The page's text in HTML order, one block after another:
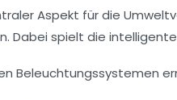
Aspekt für die
Dabei spielt die
Beleuchtungssystemen